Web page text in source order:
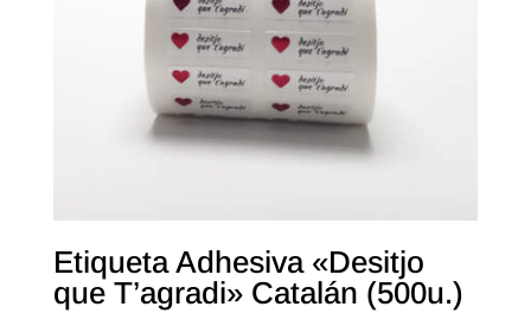
Etiqueta Adhesiva «Desitjo
que T’agradi» Catalán (500u.)